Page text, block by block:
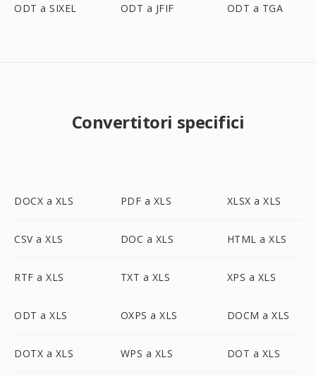
ODT a SIXEL ODT a JFIF ODT a TGA
Convertitori specifici
DOCX a XLS PDF a XLS XLSX a XLS
CSV a XLS DOC a XLS HTML a XLS
RTF a XLS TXT a XLS XPS a XLS
ODT a XLS OXPS a XLS DOCM a XLS
DOTX a XLS WPS a XLS DOT a XLS